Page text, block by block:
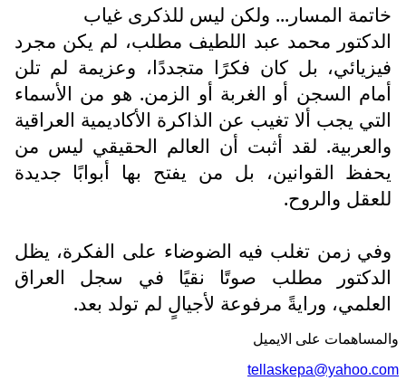
خاتمة المسار... ولكن ليس للذكرى غياب
الدكتور محمد عبد اللطيف مطلب، لم يكن مجرد
فيزيائي، بل كان فكرًا متجددًا، وعزيمة لم تلن
أمام السجن أو الغربة أو الزمن. هو من الأسماء
التي يجب ألا تغيب عن الذاكرة الأكاديمية العراقية
والعربية. لقد أثبت أن العالم الحقيقي ليس من
يحفظ القوانين، بل من يفتح بها أبوابًا جديدة
للعقل والروح.
وفي زمن تغلب فيه الضوضاء على الفكرة، يظل
الدكتور مطلب صوتًا نقيًا في سجل العراق
العلمي، ورايةً مرفوعة لأجيالٍ لم تولد بعد.
والمساهمات علی الایمیل
tellaskepa@yahoo.com